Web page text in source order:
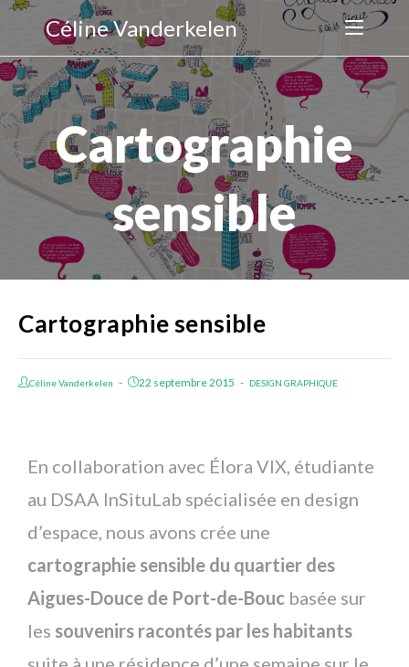
Céline Vanderkelen
Cartographie
sensible
Cartographie sensible
Céline Vanderkelen 22 septembre 2015 DESIGN GRAPHIQUE
En collaboration avec Élora VIX, étudiante
au DSAA InSituLab spécialisée en design
d’espace, nous avons crée une
cartographie sensible du quartier des
Aigues-Douce de Port-de-Bouc basée sur
les souvenirs racontés par les habitants